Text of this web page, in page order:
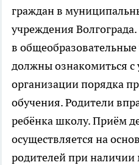
граждан в
учреждения
в
должны ознакомиться
организации порядка
обучения. Родители
ребёнка школу. Приём
осуществляется на
родителей при